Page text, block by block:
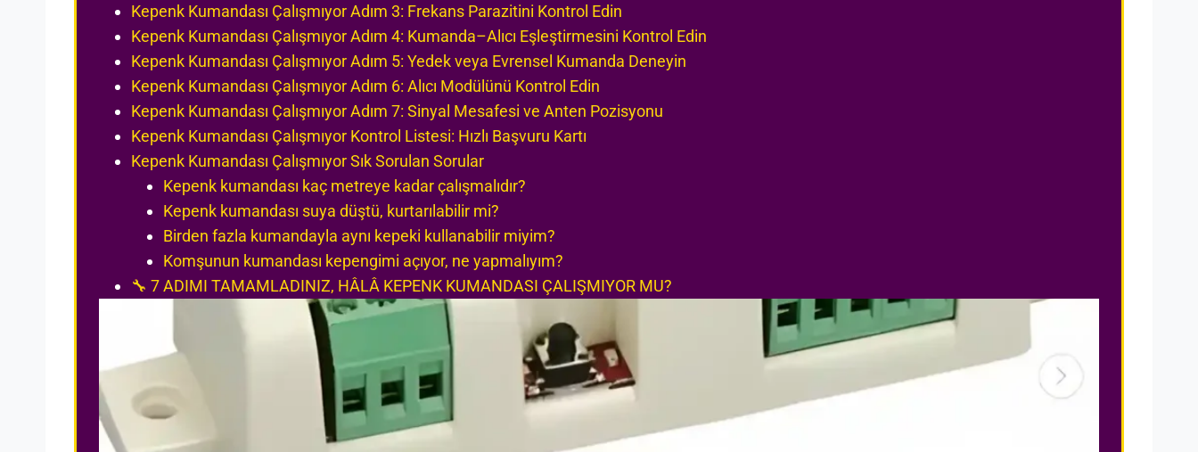
Kepenk Kumandası Çalışmıyor Adım 3: Frekans Parazitini Kontrol Edin
Kepenk Kumandası Çalışmıyor Adım 4: Kumanda–Alıcı Eşleştirmesini Kontrol Edin
Kepenk Kumandası Çalışmıyor Adım 5: Yedek veya Evrensel Kumanda Deneyin
Kepenk Kumandası Çalışmıyor Adım 6: Alıcı Modülünü Kontrol Edin
Kepenk Kumandası Çalışmıyor Adım 7: Sinyal Mesafesi ve Anten Pozisyonu
Kepenk Kumandası Çalışmıyor Kontrol Listesi: Hızlı Başvuru Kartı
Kepenk Kumandası Çalışmıyor Sık Sorulan Sorular
Kepenk kumandası kaç metreye kadar çalışmalıdır?
Kepenk kumandası suya düştü, kurtarılabilir mi?
Birden fazla kumandayla aynı kepeki kullanabilir miyim?
Komşunun kumandası kepengimi açıyor, ne yapmalıyım?
🔧 7 ADIMI TAMAMLADINIZ, HÂLÂ KEPENK KUMANDASI ÇALIŞMIYOR MU?